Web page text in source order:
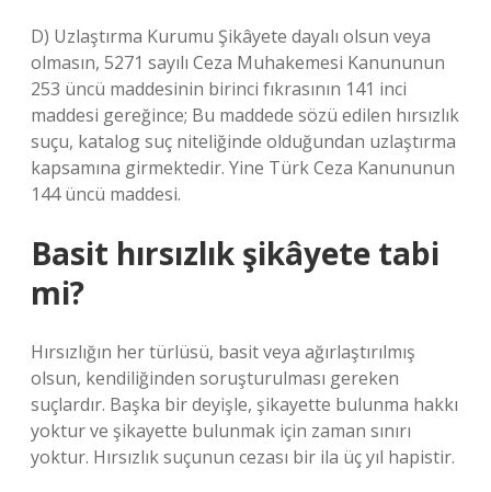
D) Uzlaştırma Kurumu Şikâyete dayalı olsun veya
olmasın, 5271 sayılı Ceza Muhakemesi Kanununun
253 üncü maddesinin birinci fıkrasının 141 inci
maddesi gereğince; Bu maddede sözü edilen hırsızlık
suçu, katalog suç niteliğinde olduğundan uzlaştırma
kapsamına girmektedir. Yine Türk Ceza Kanununun
144 üncü maddesi.
Basit hırsızlık şikâyete tabi
mi?
Hırsızlığın her türlüsü, basit veya ağırlaştırılmış
olsun, kendiliğinden soruşturulması gereken
suçlardır. Başka bir deyişle, şikayette bulunma hakkı
yoktur ve şikayette bulunmak için zaman sınırı
yoktur. Hırsızlık suçunun cezası bir ila üç yıl hapistir.